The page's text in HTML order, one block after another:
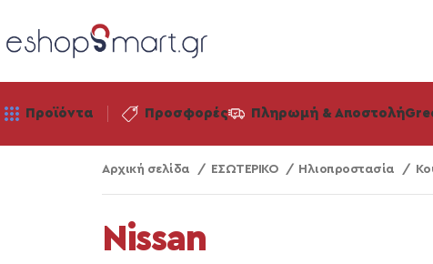
Προϊόντα Προσφορές Πληρωμή & Αποστολή
Αρχική σελίδα ΕΣΩΤΕΡΙΚΟ Ηλιοπροστασία
Nissan